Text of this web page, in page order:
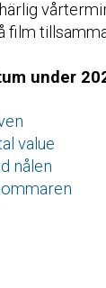
film
under
value
nålen